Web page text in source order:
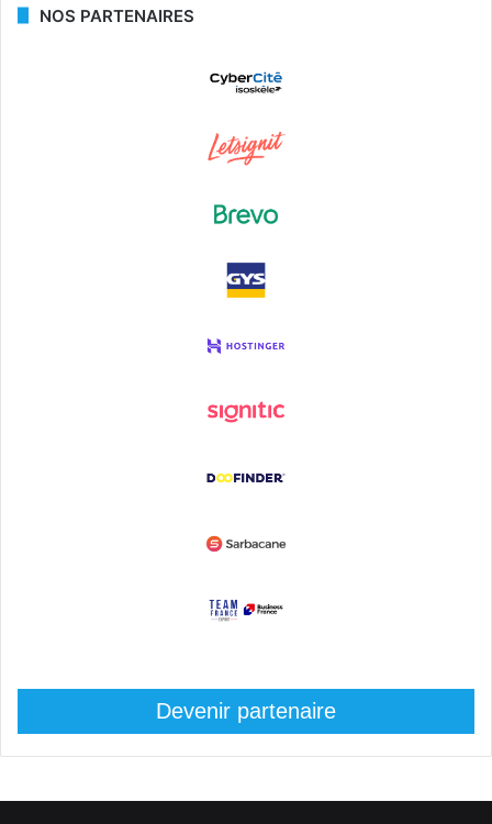
NOS PARTENAIRES
Devenir partenaire